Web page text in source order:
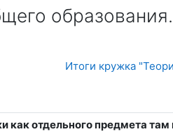
Итоги кружка
как отдельного предмета там